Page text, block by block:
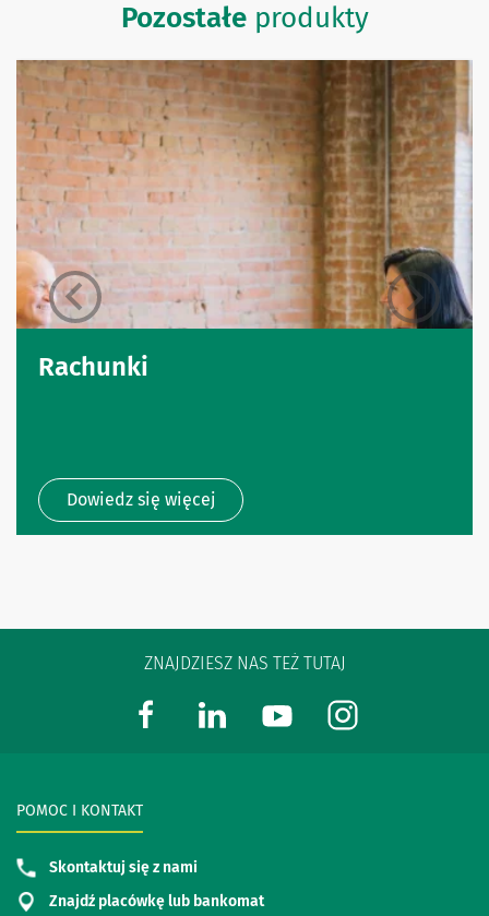
Pozostałeprodukty
Rachunki
Dowiedz się więcej
ZNAJDZIESZ NAS TEŻ TUTAJ
POMOC I KONTAKT
Skontaktuj się z nami
Znajdź placówkę lub bankomat